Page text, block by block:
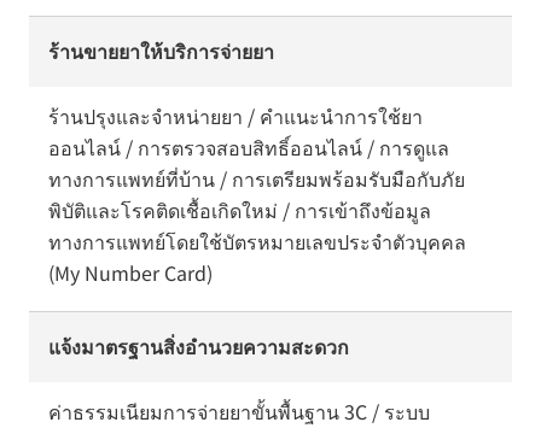
ร้านขายยาให้บริการจ่ายยา
ร้านปรุงและจำหน่ายยา / คำแนะนำการใช้ยา
ออนไลน์ / การตรวจสอบสิทธิ์ออนไลน์ / การดูแล
ทางการแพทย์ที่บ้าน / การเตรียมพร้อมรับมือกับภัย
พิบัติและโรคติดเชื้อเกิดใหม่ / การเข้าถึงข้อมูล
ทางการแพทย์โดยใช้บัตรหมายเลขประจำตัวบุคคล
(My Number Card)
แจ้งมาตรฐานสิ่งอำนวยความสะดวก
ค่าธรรมเนียมการจ่ายยาขั้นพื้นฐาน 3C / ระบบ